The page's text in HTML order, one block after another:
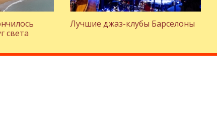
света
Лучшие джаз-клубы Барселоны